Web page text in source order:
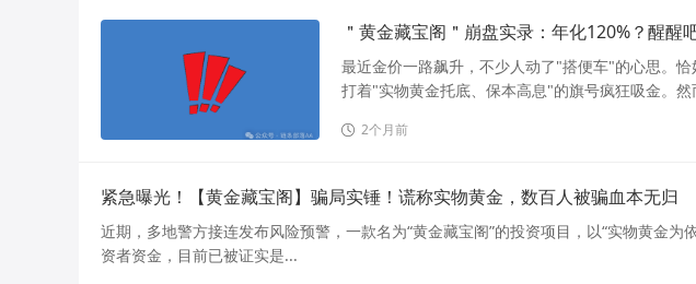
＂黄金藏宝阁＂崩盘实录：年化120%？醒醒
最近金价一路飙升，不少人动了"搭便车"的心思。
打着"实物黄金托底、保本高息"的旗号疯狂吸金。
2个月前
紧急曝光！【黄金藏宝阁】骗局实锤！谎称实物黄金，数百人被骗血本无归
近期，多地警方接连发布风险预警，一款名为“黄金藏宝阁”的投资项目，以“实物黄金为
资者资金，目前已被证实是...